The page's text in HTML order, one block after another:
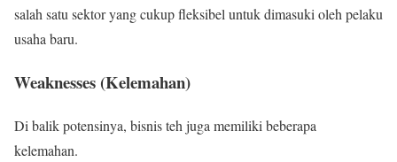
salah satu sektor yang cukup fleksibel untuk dimasuki oleh pelaku
usaha baru.
Weaknesses (Kelemahan)
Di balik potensinya, bisnis teh juga memiliki beberapa
kelemahan.